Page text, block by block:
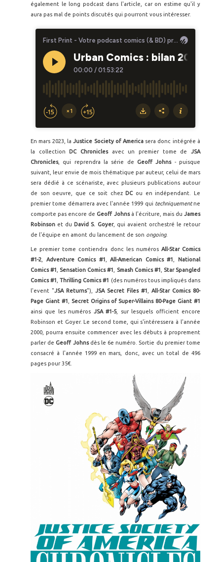
également le long podcast dans l'article, car on estime qu'il y
aura pas mal de points discutés qui pourront vous intéresser.
En mars 2023, laJustice Society of America sera donc intégrée à
la collection
DC Chroniclesavec un premier tome deJSA
Chronicles, qui reprendra la série de Geoff Johns - puisque
suivant, leur envie de mois thématique par auteur, celui de mars
sera dédié à ce scénariste, avec plusieurs publications autour
de son oeuvre, que ce soit chez DC ou en indépendant. Le
premier tome démarrera avec l'année 1999 qui techniquementne
comporte pas encore de Geoff Johnsà l'écriture, mais duJames
Robinson et du David S. Goyer, qui avaient orchestré le retour
de l'équipe en amont du lancement de son ongoing.
Le premier tome contiendra donc les numéros All-Star Comics
#1-2
Adventure Comics #1 ,All-American Comics #1
National
Comics #1
Sensation Comics #1 Smash Comics #1
Star Spangled
Comics #1
,Thrilling Comics #1
(des numéros tous impliqués dans
l'event "JSA Returns"), JSA Secret Files #1
All-Star Comics 80-
Page Giant #1
Secret Origins of Super-Villains 80-Page Giant #1
ainsi que les numéros JSA #1-5, sur lesquels officient encore
Robinson et Goyer. Le second tome, qui s'intéressera à l'année
2000, pourra ensuite commencer avec les débuts à proprement
parler de Geoff Johns dès le 6e numéro. Sortie du premier tome
consacré à l'année 1999 en mars, donc, avec un total de 496
pages pour 35€.